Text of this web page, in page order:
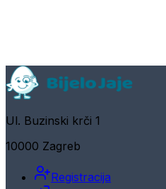
Ul. Buzinski krči 1
10000 Zagreb
Registracija